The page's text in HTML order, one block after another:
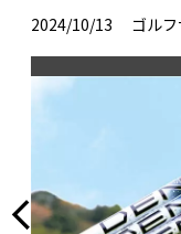
2024/10/13 ゴル